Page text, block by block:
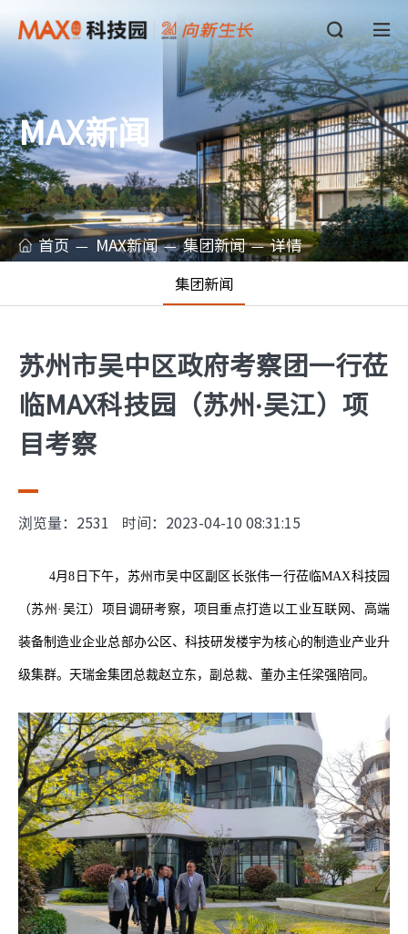
MAX新闻
首页 MAX新闻 集团新闻 详情
集团新闻
苏州市吴中区政府考察团一行莅
临MAX科技园（苏州·吴江）项
目考察
浏览量：2531 时间：2023-04-10 08:31:15
4月8日下午，苏州市吴中区副区长张伟一行莅临MAX科技园
（苏州·吴江）项目调研考察，项目重点打造以工业互联网、高端
装备制造业企业总部办公区、科技研发楼宇为核心的制造业产业升
级集群。天瑞金集团总裁赵立东，副总裁、董办主任梁强陪同。